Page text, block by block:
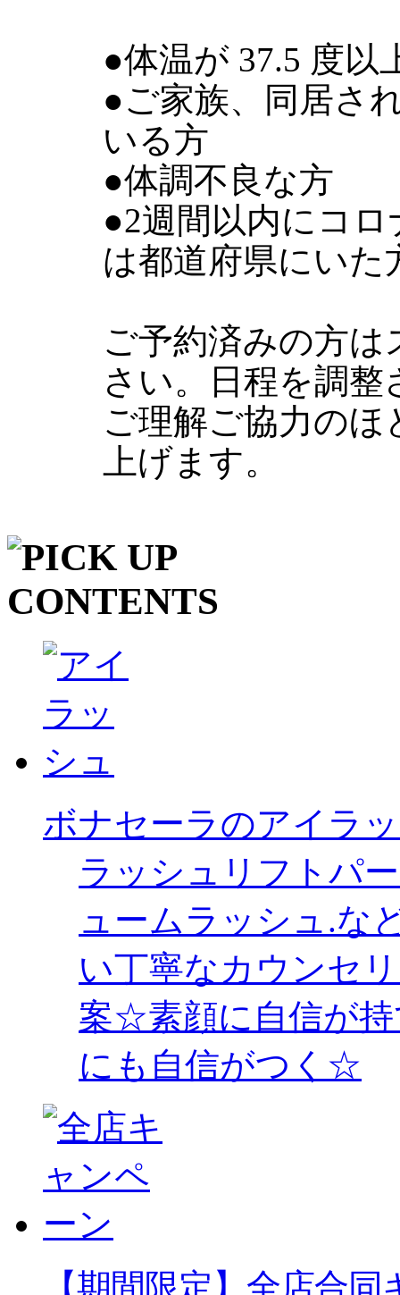
●体温が 37.5 度以
●ご家族、同居さ
いる方
●体調不良な方
●2週間以内にコ
は都道府県にいた
ご予約済みの方
さい。日程を調
ご理解ご協力の
上げます。
ボナセーラのアイラ
ラッシュリフトパ
ュームラッシュ.な
い丁寧なカウンセ
案☆素顔に自信が
にも自信がつく☆
【期間限定】全店合